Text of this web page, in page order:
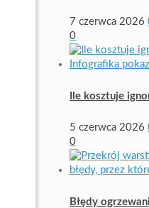
7 czerwca 2026
0
Ile kosztuje
5 czerwca 2026
0
Błędy